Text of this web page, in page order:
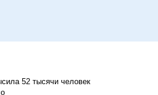
52 тысячи человек